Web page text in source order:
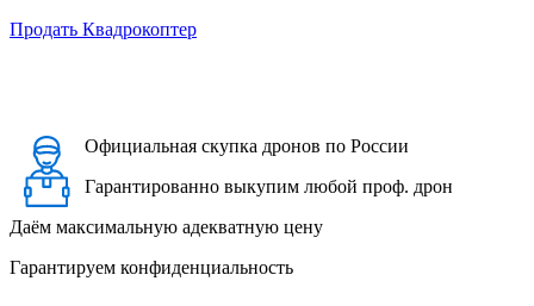
Продать Квадрокоптер
Официальная скупка дронов по России
Гарантированно выкупим любой проф. дрон
Даём максимальную адекватную цену
Гарантируем конфиденциальность